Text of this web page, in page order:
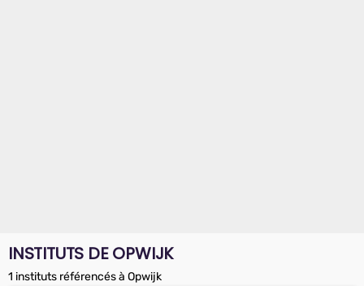
INSTITUTS DE OPWIJK
1 instituts référencés à Opwijk